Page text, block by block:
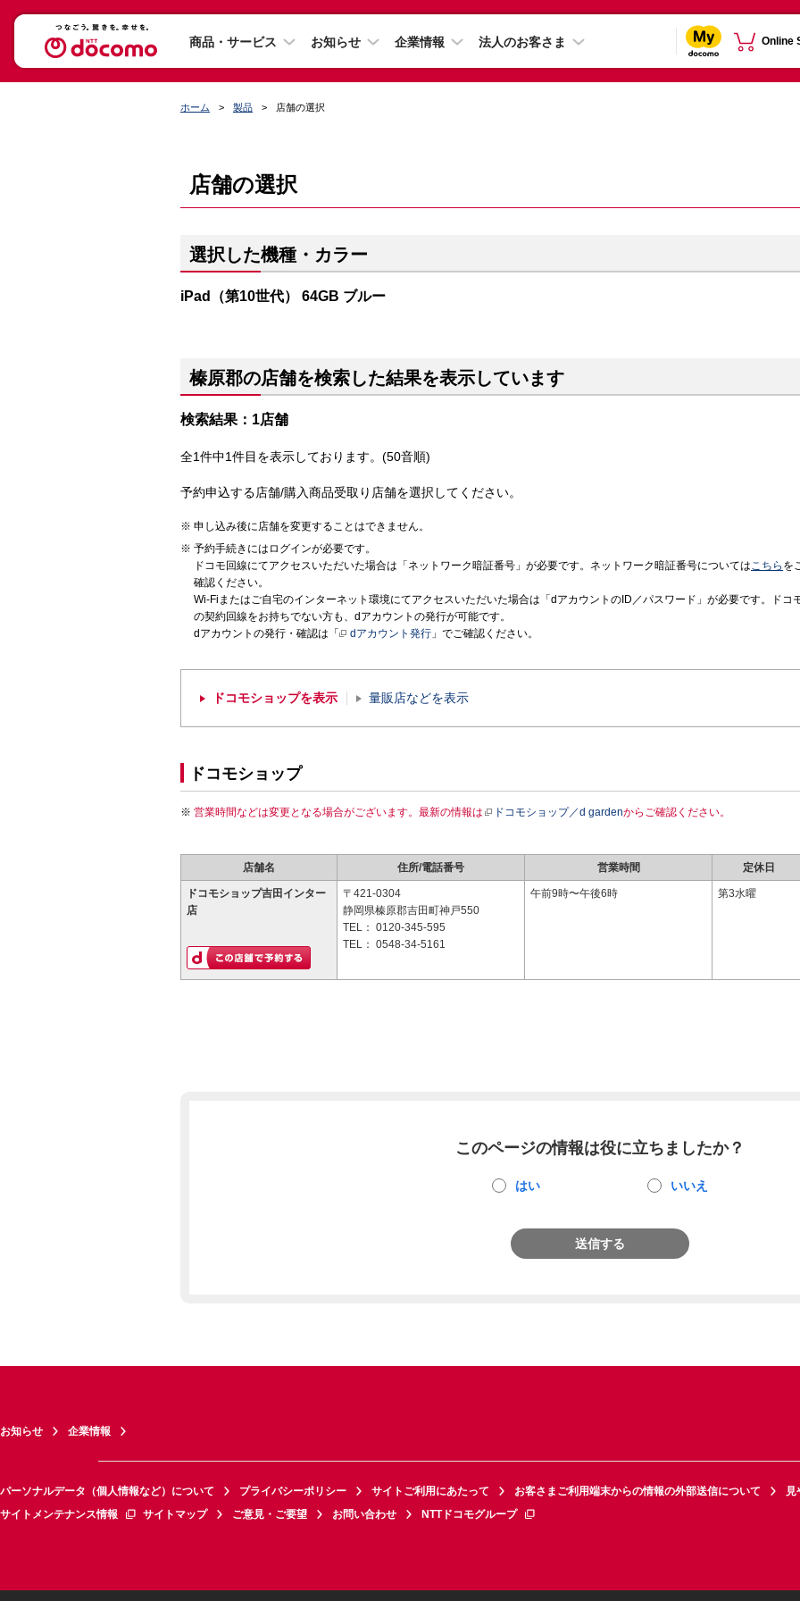
商品・サービス お知らせ 企業情報 法人のお客さま Online
ホーム 製品 店舗の選択
店舗の選択
選択した機種・カラー
iPad（第10世代） 64GB ブルー
榛原郡の店舗を検索した結果を表示しています
検索結果：1店舗
全1件中1件目を表示しております。(50音順)
予約申込する店舗/購入商品受取り店舗を選択してください。
申し込み後に店舗を変更することはできません。
予約手続きにはログインが必要です。
ドコモ回線にてアクセスいただいた場合は「ネットワーク暗証番号」が必要です。ネットワーク暗証番号についてはこちら を
確認ください。
Wi-Fiまたはご自宅のインターネット環境にてアクセスいただいた場合は「dアカウントのID／パスワード」が必要です。ドコ
の契約回線をお持ちでない方も、dアカウントの発行が可能です。
dアカウントの発行・確認は「
dアカウント発行 」でご確認ください。
ドコモショップを表示 量販店などを表示
ドコモショップ
営業時間などは変更となる場合がございます。最新の情報は ドコモショップ／d gardenからご確認ください。
店舗名 住所/電話番号 営業時間 定休日
ドコモショップ吉田インター
店
〒421-0304
静岡県榛原郡吉田町神戸550
TEL： 0120-345-595
TEL： 0548-34-5161
午前9時〜午後6時 第3水曜
このページの情報は役に立ちましたか？
はい いいえ
送信する
お知らせ 企業情報
パーソナルデータ（個人情報など）について プライバシーポリシー サイトご利用にあたって お客さまご利用端末からの情報の外部送信について
見
サイトメンテナンス情報
サイトマップ ご意見・ご要望 お問い合わせ NTTドコモグループ